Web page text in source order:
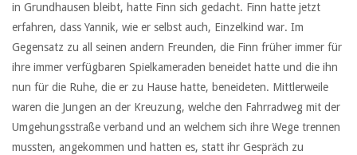
in Grundhausen bleibt, hatte Finn sich gedacht. Finn hatte jetzt
erfahren, dass Yannik, wie er selbst auch, Einzelkind war. Im
Gegensatz zu all seinen andern Freunden, die Finn früher immer für
ihre immer verfügbaren Spielkameraden beneidet hatte und die ihn
nun für die Ruhe, die er zu Hause hatte, beneideten. Mittlerweile
waren die Jungen an der Kreuzung, welche den Fahrradweg mit der
Umgehungsstraße verband und an welchem sich ihre Wege trennen
mussten, angekommen und hatten es, statt ihr Gespräch zu